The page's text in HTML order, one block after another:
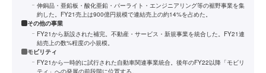
伸銅品・亜鉛板・酸化亜鉛・パーライト・エンジニアリング等の裾野事業を集
約した。FY21売上は900億円規模で連結売上の約14%を占めた。
その他の事業
FY21から新設された補完。不動産・サービス・新規事業を統合した。FY21連
結売上の数%程度の小規模。
モビリティ
FY21から一時的に試行された自動車関連事業統合。後年のFY22以降「モビリ